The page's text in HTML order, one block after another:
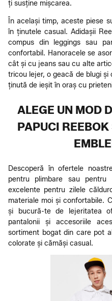
ți susține mișcarea.
În același timp, aceste piese
în ținutele casual. Adidașii
compus din leggings sau
confortabil. Hanoracele se
cât și cu jeans sau cu alte
tricou lejer, o geacă de blugi
ținută de ieșit în oraș cu
ALEGE UN MOD
PAPUCI
Descoperă în ofertele
pentru plimbare sau
excelente pentru zilele
materiale moi și confortabile.
și bucură-te de lejeritatea
pantalonii și accesoriile
sortiment bogat din care pot
colorate și cămăși casual.